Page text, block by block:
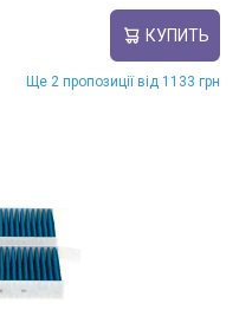
КУПИТЬ
Ще 2 пропозиції від 1133 грн